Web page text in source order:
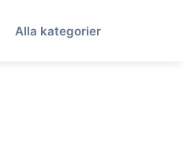
Alla kategorier